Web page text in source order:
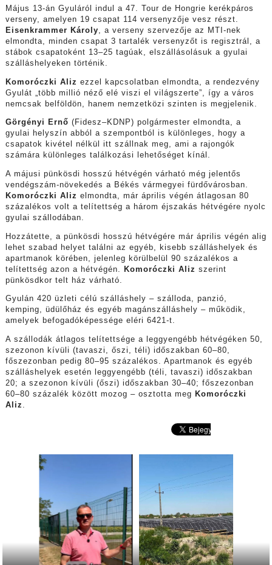
Május 13-án Gyuláról indul a 47. Tour de Hongrie kerékpáros
verseny, amelyen 19 csapat 114 versenyzője vesz részt.
Eisenkrammer Károly, a verseny szervezője az MTI-nek
elmondta, minden csapat 3 tartalék versenyzőt is regisztrál, a
stábok csapatoként 13–25 tagúak, elszállásolásuk a gyulai
szálláshelyeken történik.
Komoróczki Aliz ezzel kapcsolatban elmondta, a rendezvény
Gyulát „több millió néző elé viszi el világszerte”, így a város
nemcsak belföldön, hanem nemzetközi szinten is megjelenik.
Görgényi Ernő (Fidesz–KDNP) polgármester elmondta, a
gyulai helyszín abból a szempontból is különleges, hogy a
csapatok kivétel nélkül itt szállnak meg, ami a rajongók
számára különleges találkozási lehetőséget kínál.
A májusi pünkösdi hosszú hétvégén várható még jelentős
vendégszám-növekedés a Békés vármegyei fürdővárosban.
Komoróczki Aliz elmondta, már április végén átlagosan 80
százalékos volt a telítettség a három éjszakás hétvégére nyolc
gyulai szállodában.
Hozzátette, a pünkösdi hosszú hétvégére már április végén alig
lehet szabad helyet találni az egyéb, kisebb szálláshelyek és
apartmanok körében, jelenleg körülbelül 90 százalékos a
telítettség azon a hétvégén.
Komoróczki Aliz szerint
pünkösdkor telt ház várható.
Gyulán 420 üzleti célú szálláshely – szálloda, panzió,
kemping, üdülőház és egyéb magánszálláshely – működik,
amelyek befogadóképessége eléri 6421-t.
A szállodák átlagos telítettsége a leggyengébb hétvégéken 50,
szezonon kívüli (tavaszi, őszi, téli) időszakban 60–80,
főszezonban pedig 80–95 százalékos. Apartmanok és egyéb
szálláshelyek esetén leggyengébb (téli, tavaszi) időszakban
20; a szezonon kívüli (őszi) időszakban 30–40; főszezonban
60–80 százalék között mozog – osztotta meg Komoróczki
Aliz .